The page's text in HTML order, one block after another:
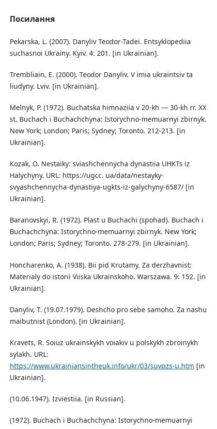
Посилання
Pekarska, L. (2007). Danyliv Teodor-Tadei. Entsyklopediia
suchasnoi Ukrainy. Kyiv. 4: 201. [in Ukrainian].
Trembliain, E. (2000). Teodor Danyliv. V imia ukraintsiv ta
liudyny. Lviv. [in Ukrainian].
Melnyk, P. (1972). Buchatska himnaziia v 20-kh — 30-kh rr. XX
st. Buchach i Buchachchyna: Istorychno-memuarnyi zbirnyk.
New York; London; Paris; Sydney; Toronto. 212-213. [in
Ukrainian].
Kozak, O. Nestaiky: sviashchennycha dynastiia UHKTs iz
Halychyny. URL: https://ugcc. ua/data/nestayky-
svyashchennycha-dynastiya-ugkts-iz-galychyny-6587/ [in
Ukrainian].
Baranovskyi, R. (1972). Plast u Buchachi (spohad). Buchach i
Buchachchyna: Istorychno-memuarnyi zbirnyk. New York;
London; Paris; Sydney; Toronto. 278-279. [in Ukrainian].
Honcharenko, A. (1938). Bii pid Krutamy. Za derzhavnist:
Materialy do istorii Viiska Ukrainskoho. Warszawa. 9: 152. [in
Ukrainian].
Danyliv, T. (19.07.1979). Deshcho pro sebe samoho. Za nashu
maibutnist (London). [in Ukrainian].
Kravets, R. Soiuz ukrainskykh voiakiv u polskykh zbroinykh
sylakh. URL:
https://www.ukrainiansintheuk.info/ukr/03/suvpzs-u.htm [in
Ukrainian].
(10.06.1947). Izviestiia. [in Russian].
(1972). Buchach i Buchachchyna: Istorychno-memuarnyi